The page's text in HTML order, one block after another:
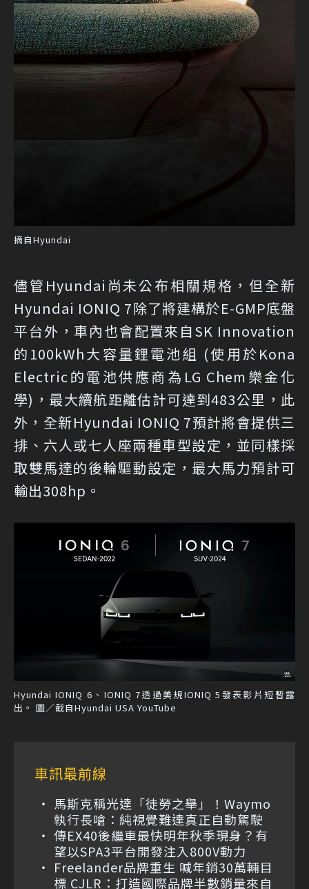
摘自Hyundai
儘管Hyundai尚未公布相關規格，但全新
Hyundai IONIQ 7除了將建構於E-GMP底盤
平台外，車內也會配置來自SK Innovation
的100kWh大容量鋰電池組 (使用於Kona
Electric的電池供應商為LG Chem樂金化
學)，最大續航距離估計可達到483公里，此
外，全新Hyundai IONIQ 7預計將會提供三
排、六人或七人座兩種車型設定，並同樣採
取雙馬達的後輪驅動設定，最大馬力預計可
輸出308hp。
Hyundai IONIQ 6、IONIQ 7透過美規IONIQ 5發表影片短暫露
出。 圖／截自Hyundai USA YouTube
車訊最前線
馬斯克稱光達「徒勞之舉」！Waymo
執行長嗆：純視覺難達真正自動駕駛
傳EX40後繼車最快明年秋季現身？有
望以SPA3平台開發注入800V動力
Freelander品牌重生 喊年銷30萬輛目
標 CJLR：打造國際品牌半數銷量來自